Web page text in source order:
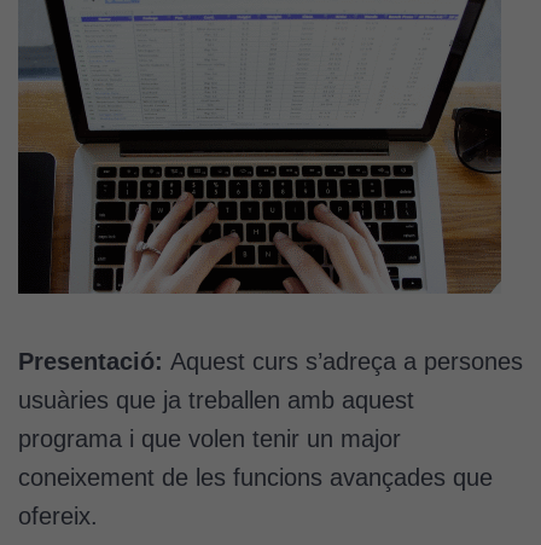
Presentació: Aquest curs s’adreça a persones
usuàries que ja treballen amb aquest
programa i que volen tenir un major
coneixement de les funcions avançades que
ofereix.